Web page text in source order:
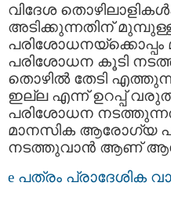
വിദേശ
അടിക്കുന്നതിന്
പരിശോധന കൂടി
തൊഴില്‍ തേടി
ഇല്ല എന്ന് ഉറപ്പ്
പരിശോധന
മാനസിക ആരോഗ്യ
നടത്തുവാന്‍ ആണ്
e പത്രം പ്രാദേശിക